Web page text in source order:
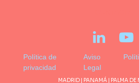
Política de
privacidad
Aviso
Legal
MADRID | PANAMÁ | PALMA